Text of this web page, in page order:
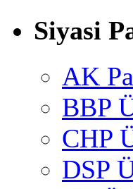
Siyasi
AK
BBP
CHP
DSP